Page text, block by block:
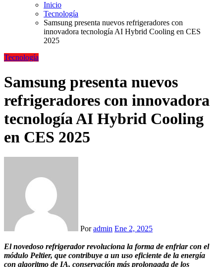
Inicio
Tecnología
Samsung presenta nuevos refrigeradores con
innovadora tecnología AI Hybrid Cooling en CES
2025
Tecnología
Samsung presenta nuevos
refrigeradores con innovadora
tecnología AI Hybrid Cooling
en CES 2025
Poradmin Ene 2, 2025
El novedoso refrigerador revoluciona la forma de enfriar con el
módulo Peltier, que contribuye a un uso eficiente de la energía
con algoritmo de IA, conservación más prolongada de los